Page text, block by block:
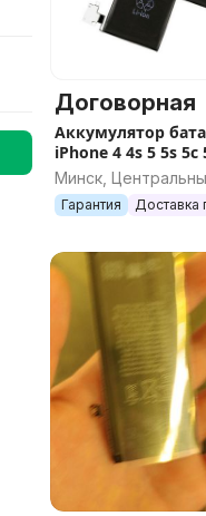
Договорная
Аккумулятор
iPhone 4 4s 5 5s 5c
Минск,
Гарантия Доставка